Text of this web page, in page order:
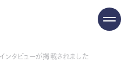
ンタビューが掲載されました